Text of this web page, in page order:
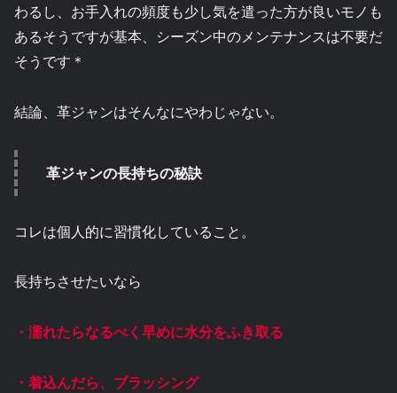
わるし、お手入れの頻度も少し気を遣った方が良いモノも
あるそうですが基本、シーズン中のメンテナンスは不要だ
そうです＊
結論、革ジャンはそんなにやわじゃない。
革ジャンの長持ちの秘訣
コレは個人的に習慣化していること。
長持ちさせたいなら
・濡れたらなるべく早めに水分をふき取る
・着込んだら、ブラッシング